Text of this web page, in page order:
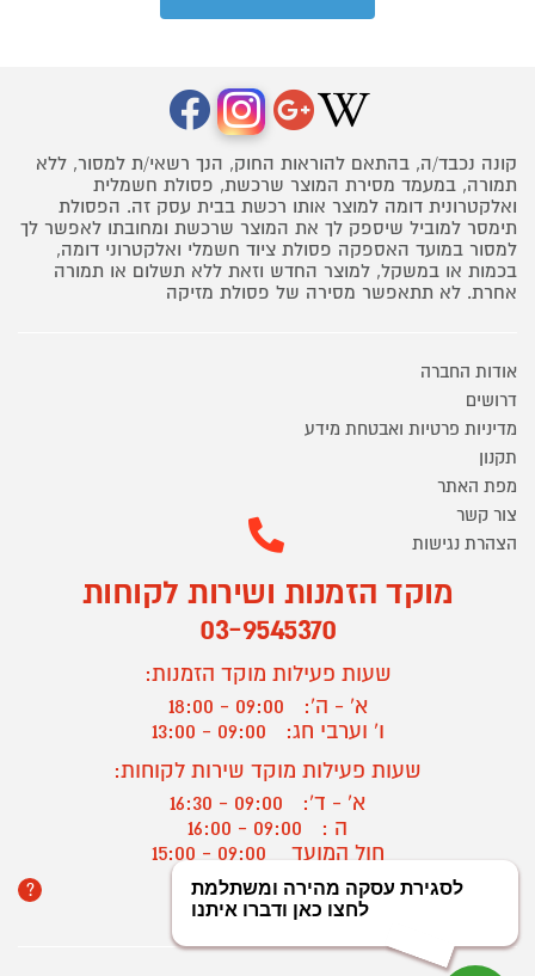
קונה נכבד/ה, בהתאם להוראות החוק, הנך רשאי/ת למסור, ללא
תמורה, במעמד מסירת המוצר שרכשת, פסולת חשמלית
ואלקטרונית דומה למוצר אותו רכשת בבית עסק זה. הפסולת
תימסר למוביל שיספק לך את המוצר שרכשת ומחובתו לאפשר לך
למסור במועד האספקה פסולת ציוד חשמלי ואלקטרוני דומה,
בכמות או במשקל, למוצר החדש וזאת ללא תשלום או תמורה
אחרת. לא תתאפשר מסירה של פסולת מזיקה
אודות החברה
דרושים
מדיניות פרטיות ואבטחת מידע
תקנון
מפת האתר
צור קשר
הצהרת נגישות
מוקד הזמנות ושירות לקוחות
03-9545370
שעות פעילות מוקד הזמנות:
א' - ה':
09:00 - 18:00
ו' וערבי חג:
09:00 - 13:00
שעות פעילות מוקד שירות לקוחות:
א' - ד':
09:00 - 16:30
ה :
09:00 - 16:00
חול המועד
? יצירת קשר/ביטול הזמנה